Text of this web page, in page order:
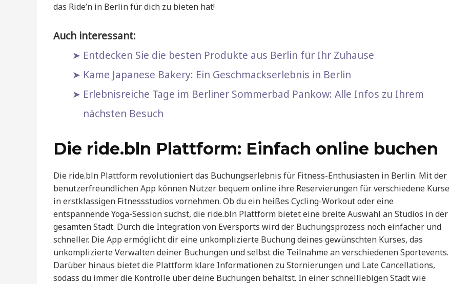
das Ride’n in Berlin für dich zu bieten hat!
Auch interessant:
Entdecken Sie die besten Produkte aus Berlin für Ihr Zuhause
Kame Japanese Bakery: Ein Geschmackserlebnis in Berlin
Erlebnisreiche Tage im Berliner Sommerbad Pankow: Alle Infos zu Ihrem
nächsten Besuch
Die ride.bln Plattform: Einfach online buchen
Die ride.bln Plattform revolutioniert das Buchungserlebnis für Fitness-Enthusiasten in Berlin. Mit der
benutzerfreundlichen App können Nutzer bequem online ihre Reservierungen für verschiedene Kurse
in erstklassigen Fitnessstudios vornehmen. Ob du ein heißes Cycling-Workout oder eine
entspannende Yoga-Session suchst, die ride.bln Plattform bietet eine breite Auswahl an Studios in der
gesamten Stadt. Durch die Integration von Eversports wird der Buchungsprozess noch einfacher und
schneller. Die App ermöglicht dir eine unkomplizierte Buchung deines gewünschten Kurses, das
unkomplizierte Verwalten deiner Buchungen und selbst die Teilnahme an verschiedenen Sportevents.
Darüber hinaus bietet die Plattform klare Informationen zu Stornierungen und Late Cancellations,
sodass du immer die Kontrolle über deine Buchungen behältst. In einer schnelllebigen Stadt wie